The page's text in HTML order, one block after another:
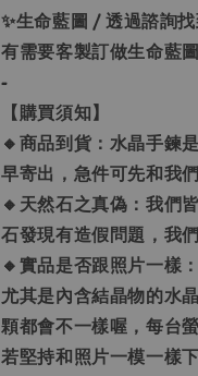
✨生命藍圖 / 透過諮詢
有需要客製訂做生命藍
-
【購買須知】
🔸商品到貨：水晶手鍊
早寄出，急件可先和我
🔸天然石之真偽：我們
石發現有造假問題，我
🔸實品是否跟照片一樣
尤其是內含結晶物的水
顆都會不一樣喔，每台
若堅持和照片一模一樣